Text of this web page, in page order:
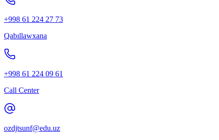
+998 61 224 27 73
Qabıllawxana
+998 61 224 09 61
Call Center
ozdjtsunf@edu.uz